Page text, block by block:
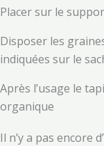
Placer sur le
Disposer les
indiquées sur le
Après l’usage le
organique
Il n’y a pas encore